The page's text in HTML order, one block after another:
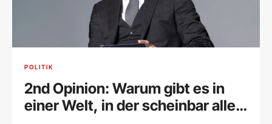
POLITIK
2nd Opinion: Warum gibt es in
einer Welt, in der scheinbar alle